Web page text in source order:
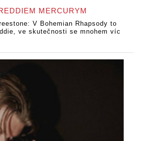
MERCURYM
V Bohemian Rhapsody to
ve skutečnosti se mnohem víc